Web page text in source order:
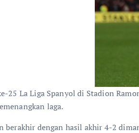
25 La Liga Spanyol di Stadion
laga.
berakhir dengan hasil akhir 4-2